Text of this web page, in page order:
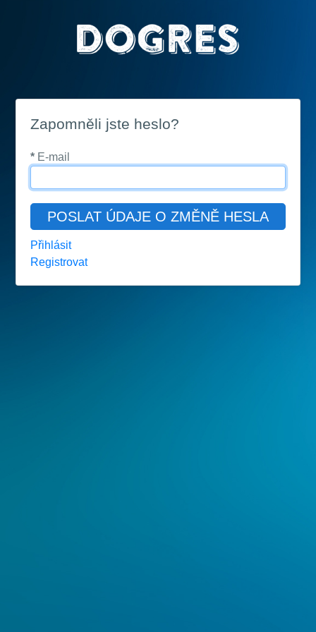
Zapomněli jste heslo?
* E-mail
POSLAT ÚDAJE O ZMĚNĚ HESLA
Přihlásit
Registrovat